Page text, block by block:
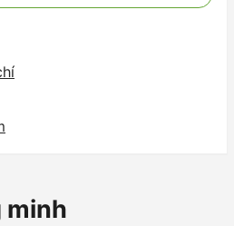
minh